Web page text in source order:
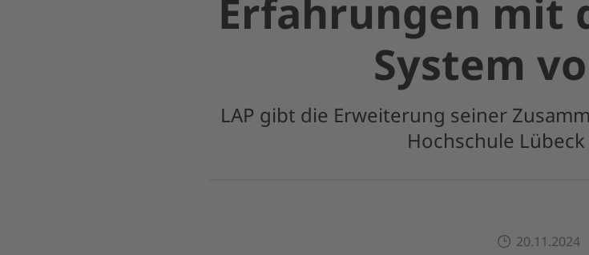
Erfahrungen mit
System
LAP gibt die Erweiterung seiner
Hochschule
20.11.2024